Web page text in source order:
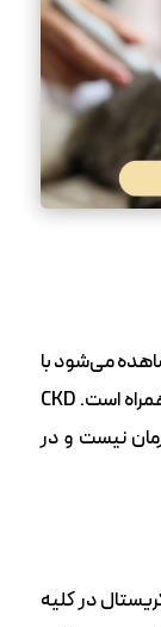
می‌شود با
همراه است. CKD
نیست و در
در کلیه